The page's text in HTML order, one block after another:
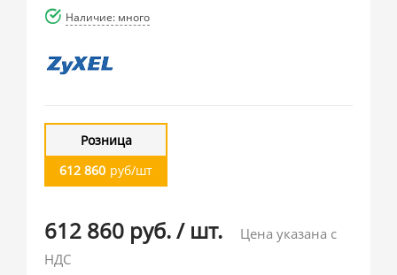
Наличие: много
Розница
612 860 руб/шт
612 860 руб./ шт.
Цена указана с
НДС